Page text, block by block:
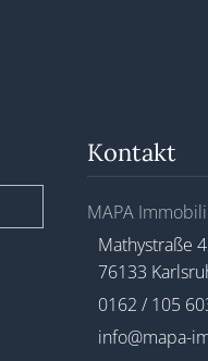
Kontakt
MAPA
Mathystraße
76133
0162 / 105
info@mapa-